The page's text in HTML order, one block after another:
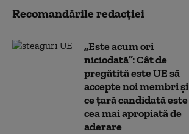
Recomandările redacţiei
„Este acum ori
niciodată”: Cât de
pregătită este UE să
accepte noi membri și
ce țară candidată este
cea mai apropiată de
aderare